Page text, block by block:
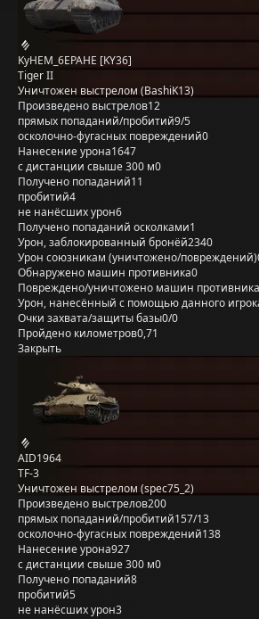
KyHEM_6EPAHE [KY36]
Tiger II
Уничтожен выстрелом (BashiK13)
Произведено выстрелов12
прямых попаданий/пробитий9/5
осколочно-фугасных повреждений0
Нанесение урона1647
с дистанции свыше 300 м0
Получено попаданий11
пробитий4
не нанёсших урон6
Получено попаданий осколками1
Урон, заблокированный бронёй2340
Урон союзникам (уничтожено/повреждений)
Обнаружено машин противника0
Повреждено/уничтожено машин противника
Урон, нанесённый с помощью данного
Очки захвата/защиты базы0/0
Пройдено километров0,71
Закрыть
AID1964
TF-3
Уничтожен выстрелом (spec75_2)
Произведено выстрелов200
прямых попаданий/пробитий157/13
осколочно-фугасных повреждений138
Нанесение урона927
с дистанции свыше 300 м0
Получено попаданий8
пробитий5
не нанёсших урон3